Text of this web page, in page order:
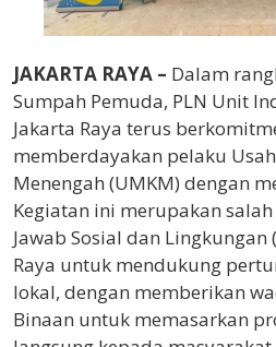
JAKARTA RAYA – Dalam
Sumpah Pemuda, PLN Unit
Jakarta Raya terus
memberdayakan pelaku
Menengah (UMKM) dengan
Kegiatan ini merupakan
Jawab Sosial dan Lingkungan
Raya untuk mendukung
lokal, dengan memberikan
Binaan untuk memasarkan